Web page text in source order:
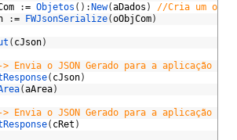
:= Objetos ( ) :New(aDados )
//Cria um
:= FWJsonSerialize(oObjCom)
( cJson)
Envia o JSON Gerado para a aplicação
( cJson)
(aArea)
Envia o JSON Gerado para a aplicação
( cRet )